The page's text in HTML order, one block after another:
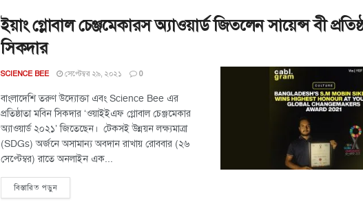
ইয়াং গ্লোবাল চেঞ্জমেকারস অ্যাওয়ার্ড জিতলেন সায়েন্স বী
সিকদার
SCIENCE BEE সেপ্টেম্বর ২৯, ২০২১ 0
বাংলাদেশি তরুণ উদ্যোক্তা এবং Science Bee এর
প্রতিষ্ঠাতা মবিন সিকদার ‌‘ওয়াইইএফ গ্লোবাল চেঞ্জমেকার
অ্যাওয়ার্ড ২০২১’ জিতেছেন। টেকসই উন্নয়ন লক্ষ্যমাত্রা
(SDGs) অর্জনে অসামান্য অবদান রাখায় রোববার (২৬
সেপ্টেম্বর) রাতে অনলাইন এক...
বিস্তারিত পড়ুন